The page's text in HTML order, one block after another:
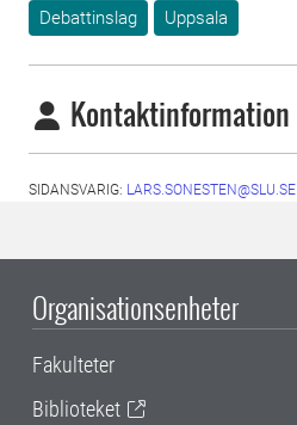
Debattinslag
Uppsala
Kontaktinformation
SIDANSVARIG: LARS.SONESTEN@SLU.SE
Organisationsenheter
Fakulteter
Biblioteket